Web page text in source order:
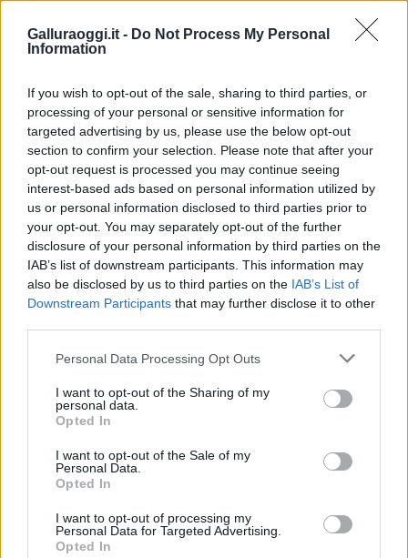
Galluraoggi.it - Do Not Process My Personal
Information
If you wish to opt-out of the sale, sharing to third parties, or
processing of your personal or sensitive information for
targeted advertising by us, please use the below opt-out
section to confirm your selection. Please note that after your
opt-out request is processed you may continue seeing
interest-based ads based on personal information utilized by
us or personal information disclosed to third parties prior to
your opt-out. You may separately opt-out of the further
disclosure of your personal information by third parties on the
IAB’s list of downstream participants. This information may
also be disclosed by us to third parties on the IAB’s List of
Downstream Participants that may further disclose it to other
Please note that this website/app uses one or more Google
not limited to your visit or usage behaviour. You may click to
grant or deny consent to Google and its third-party tags to
use your data for below specified purposes in below Google
consent section.
Personal Data Processing Opt Outs
I want to opt-out of the Sharing of my
personal data.
Opted In
I want to opt-out of the Sale of my
Personal Data.
Opted In
I want to opt-out of processing my
Personal Data for Targeted Advertising.
Opted In
GalluraOggi.it
Ricevi le nostre ultime news
daGoogle News
F
a
ce
b
o
o
k
T
w
it
te
r
Pi
n
te
re
st
W
h
s
p
p
S
h
re
Prossimo articolo
NOTIZIE RECENTI